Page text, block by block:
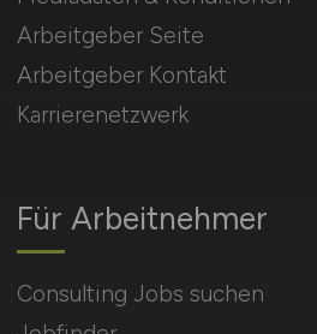
Für Arbeitnehmer
Consulting Jobs suchen
Arbeitgeber Seite
Arbeitgeber Kontakt
Karrierenetzwerk